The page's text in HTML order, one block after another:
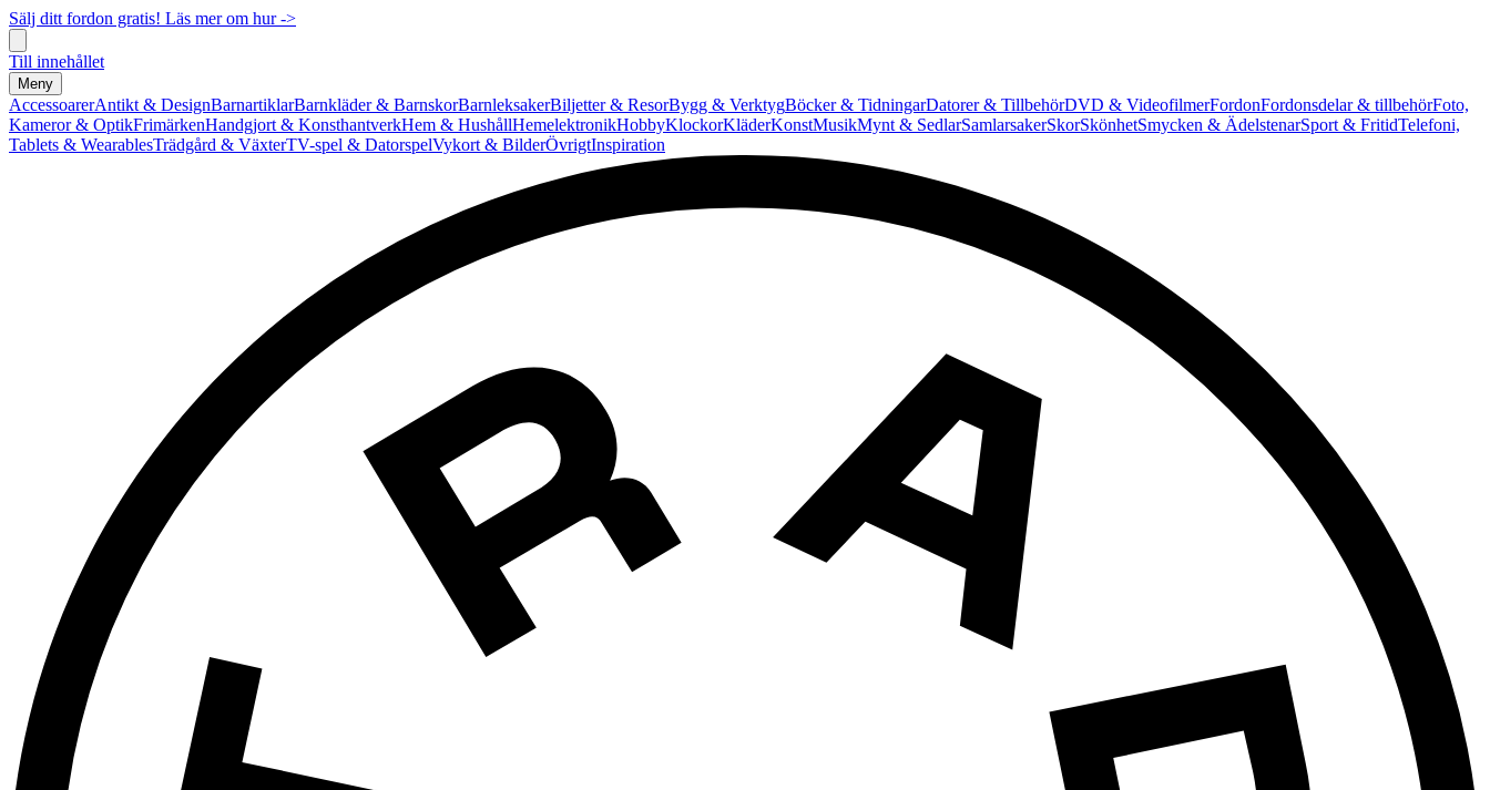
Sälj ditt fordon gratis! Läs mer om hur ->
Till innehållet
Meny
AccessoarerAntikt & DesignBarnartiklarBarnkläder & BarnskorBarnleksakerBiljetter & ResorBygg & VerktygBöcker & TidningarDatorer & TillbehörDVD & VideofilmerFordonFordonsdelar & tillbehörFoto,
Kameror & OptikFrimärkenHandgjort & KonsthantverkHem & HushållHemelektronikHobbyKlockorKläderKonstMusikMynt & SedlarSamlarsakerSkorSkönhetSmycken & ÄdelstenarSport & FritidTelefoni,
Tablets & WearablesTrädgård & VäxterTV-spel & DatorspelVykort & BilderÖvrigtInspiration